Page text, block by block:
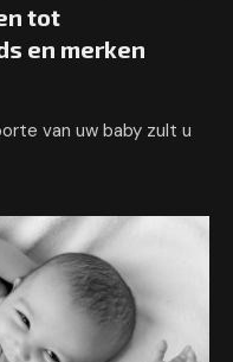
tot
en merken
van uw baby zult u